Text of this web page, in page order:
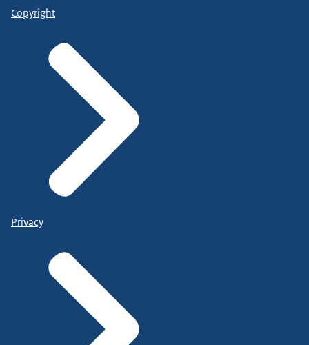
Copyright
Privacy